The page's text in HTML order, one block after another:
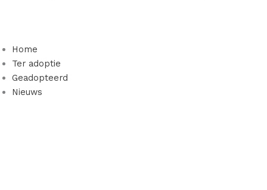
Home
Ter adoptie
Geadopteerd
Nieuws